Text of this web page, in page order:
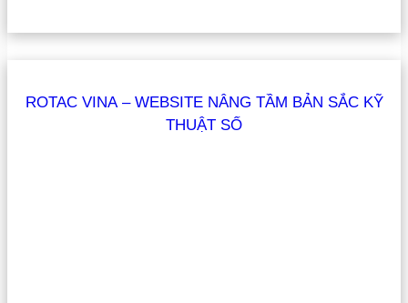
ROTAC VINA – WEBSITE NÂNG TẦM BẢN SẮC KỸ
THUẬT SỐ